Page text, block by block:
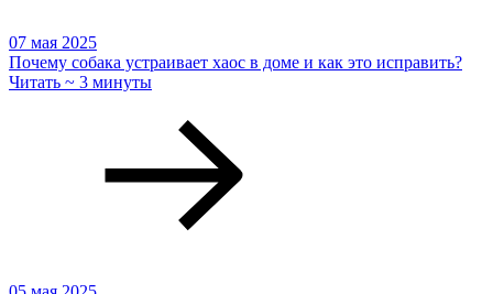
07 мая 2025
Почему собака устраивает хаос в доме и как это исправить?
Читать ~ 3 минуты